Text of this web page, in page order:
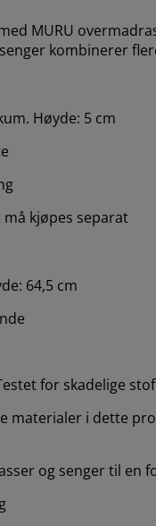
MURU
kombinerer
Høyde: 5 cm
kjøpes separat
64,5 cm
for skadelige
materialer i dette
og senger til en